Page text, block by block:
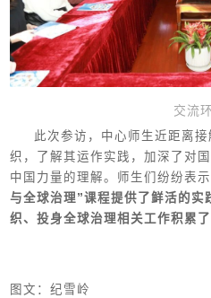
交流
此次参访，中心师生近距离
织，了解其运作实践，加深了对
中国力量的理解。师生们纷纷表
与全球治理”课程提供了鲜活的实
织、投身全球治理相关工作积累
图文：纪雪岭